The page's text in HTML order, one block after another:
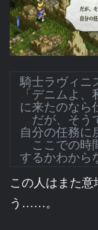
騎士ラヴィニ
「デニムよ
に来たのな
だが、そう
自分の任務に
ここでの時
するかわから
この人はまた
う……。